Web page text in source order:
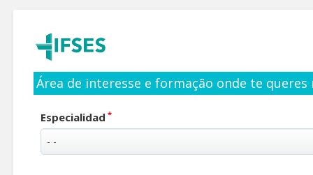
Área de interesse e formação onde te
Especialidad *